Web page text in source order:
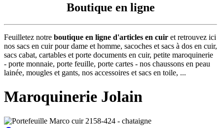
Boutique en ligne
Feuilletez notre boutique en ligne d'articles en cuir et retrouvez ici
nos sacs en cuir pour dame et homme, sacoches et sacs à dos en cuir,
sacs cabat, cartables et porte documents en cuir, petite maroquinerie
- porte monnaie, porte feuille, porte cartes - nos chaussons en peau
lainée, mougles et gants, nos accessoires et sacs en toile, ...
Maroquinerie Jolain